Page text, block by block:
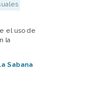
el uso de
la
Sabana